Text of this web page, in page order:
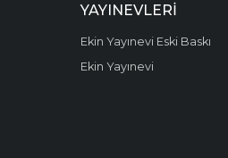
YAYINEVLERI
Ekin Yayınevi Eski Baskı
Ekin Yayınevi